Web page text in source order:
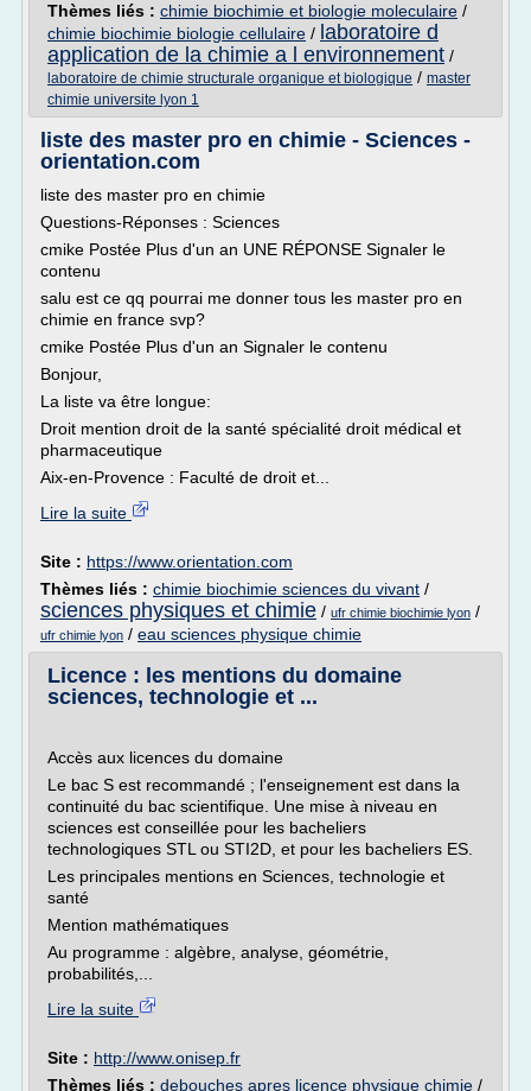
Thèmes liés : chimie biochimie et biologie moleculaire /
chimie biochimie biologie cellulaire / laboratoire d
application de la chimie a l environnement /
laboratoire de chimie structurale organique et biologique / master
chimie universite lyon 1
liste des master pro en chimie - Sciences -
orientation.com
liste des master pro en chimie
Questions-Réponses : Sciences
cmike Postée Plus d'un an UNE RÉPONSE Signaler le
contenu
salu est ce qq pourrai me donner tous les master pro en
chimie en france svp?
cmike Postée Plus d'un an Signaler le contenu
Bonjour,
La liste va être longue:
Droit mention droit de la santé spécialité droit médical et
pharmaceutique
Aix-en-Provence : Faculté de droit et...
Lire la suite
Site : https://www.orientation.com
Thèmes liés : chimie biochimie sciences du vivant /
sciences physiques et chimie / ufr chimie biochimie lyon /
ufr chimie lyon / eau sciences physique chimie
Licence : les mentions du domaine
sciences, technologie et ...
Accès aux licences du domaine
Le bac S est recommandé ; l'enseignement est dans la
continuité du bac scientifique. Une mise à niveau en
sciences est conseillée pour les bacheliers
technologiques STL ou STI2D, et pour les bacheliers ES.
Les principales mentions en Sciences, technologie et
santé
Mention mathématiques
Au programme : algèbre, analyse, géométrie,
probabilités,...
Lire la suite
Site : http://www.onisep.fr
Thèmes liés : debouches apres licence physique chimie /